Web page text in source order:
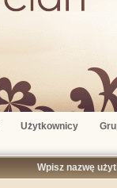
Użytkownicy
Wpisz nazwę